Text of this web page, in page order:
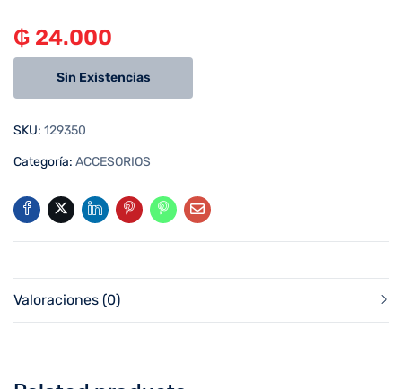
₲ 24.000
Sin Existencias
SKU: 129350
Categoría: ACCESORIOS
Valoraciones (0)